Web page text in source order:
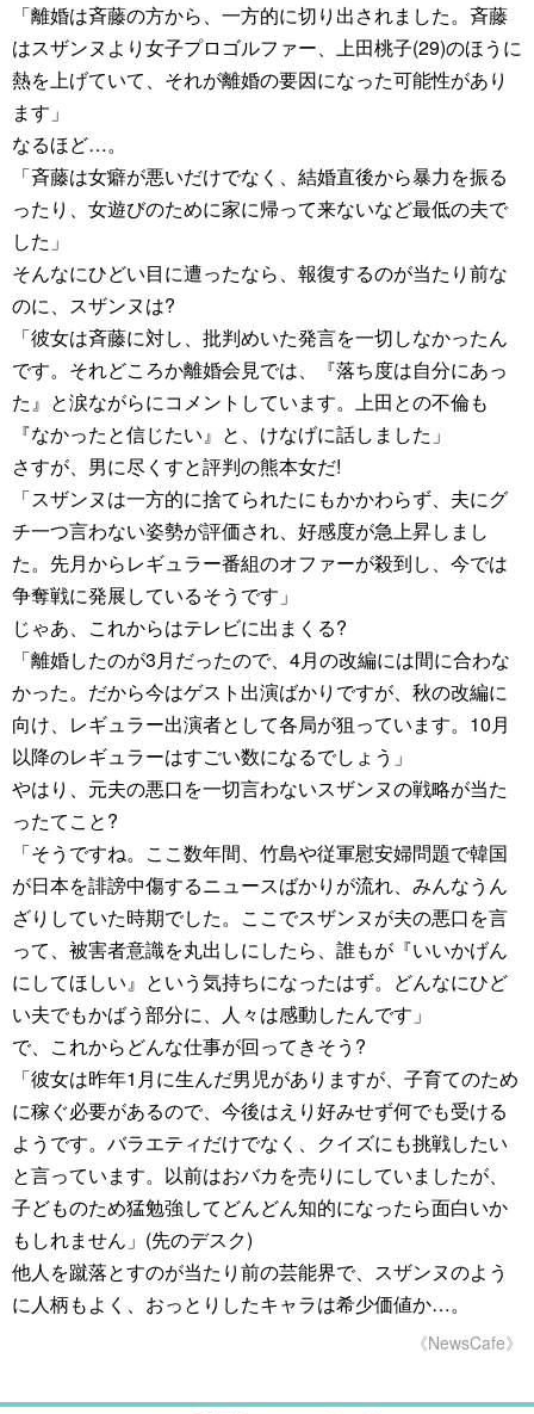
「離婚は斉藤の方から、一方的に切り出されました。斉藤
はスザンヌより女子プロゴルファー、上田桃子(29)のほうに
熱を上げていて、それが離婚の要因になった可能性があり
ます」
なるほど…。
「斉藤は女癖が悪いだけでなく、結婚直後から暴力を振る
ったり、女遊びのために家に帰って来ないなど最低の夫で
した」
そんなにひどい目に遭ったなら、報復するのが当たり前な
のに、スザンヌは?
「彼女は斉藤に対し、批判めいた発言を一切しなかったん
です。それどころか離婚会見では、『落ち度は自分にあっ
た』と涙ながらにコメントしています。上田との不倫も
『なかったと信じたい』と、けなげに話しました」
さすが、男に尽くすと評判の熊本女だ!
「スザンヌは一方的に捨てられたにもかかわらず、夫にグ
チ一つ言わない姿勢が評価され、好感度が急上昇しまし
た。先月からレギュラー番組のオファーが殺到し、今では
争奪戦に発展しているそうです」
じゃあ、これからはテレビに出まくる?
「離婚したのが3月だったので、4月の改編には間に合わな
かった。だから今はゲスト出演ばかりですが、秋の改編に
向け、レギュラー出演者として各局が狙っています。10月
以降のレギュラーはすごい数になるでしょう」
やはり、元夫の悪口を一切言わないスザンヌの戦略が当た
ったてこと?
「そうですね。ここ数年間、竹島や従軍慰安婦問題で韓国
が日本を誹謗中傷するニュースばかりが流れ、みんなうん
ざりしていた時期でした。ここでスザンヌが夫の悪口を言
って、被害者意識を丸出しにしたら、誰もが『いいかげん
にしてほしい』という気持ちになったはず。どんなにひど
い夫でもかばう部分に、人々は感動したんです」
で、これからどんな仕事が回ってきそう?
「彼女は昨年1月に生んだ男児がありますが、子育てのため
に稼ぐ必要があるので、今後はえり好みせず何でも受ける
ようです。バラエティだけでなく、クイズにも挑戦したい
と言っています。以前はおバカを売りにしていましたが、
子どものため猛勉強してどんどん知的になったら面白いか
もしれません」(先のデスク)
他人を蹴落とすのが当たり前の芸能界で、スザンヌのよう
に人柄もよく、おっとりしたキャラは希少価値か…。
《NewsCafe》